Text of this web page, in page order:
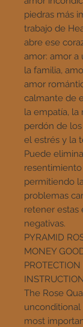
piedras más
trabajo de
abre ese
amor: amor a
la familia,
amor
calmante de
la empatía, la
perdón de
el estrés y la
Puede
permitiendo
problemas
retener estas
negativas.
PYRAMID
MONEY
The Rose
most